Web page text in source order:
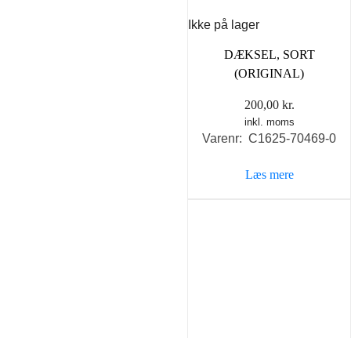
Ikke på lager
DÆKSEL, SORT
(ORIGINAL)
200,00 kr.
inkl. moms
Varenr: C1625-70469-0
Læs mere